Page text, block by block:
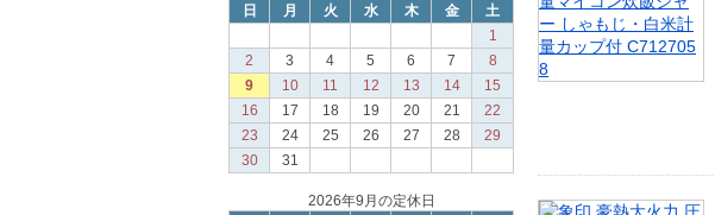
日
月 火 水 木 金
土
1
2
3 4 5 6 7
8
9
10 11 12 13 14
15
16
17 18 19 20 21
22
23
24 25 26 27 28
29
30
31
2026年9月の定休日